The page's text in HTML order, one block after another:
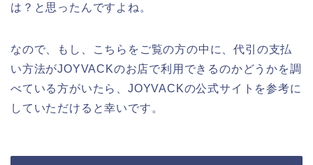
は？と思ったんですよね。
なので、もし、こちらをご覧の方の中に、代引の支払
い方法がJOYVACKのお店で利用できるのかどうかを調
べている方がいたら、JOYVACKの公式サイトを参考に
していただけると幸いです。